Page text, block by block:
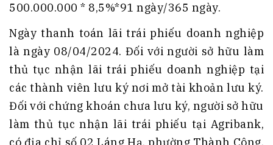
500.000.000 * 8,5%*91 ngày/365 ngày.
Ngày thanh toán lãi trái phiếu doanh nghiệp
là ngày 08/04/2024. Đối với người sở hữu làm
thủ tục nhận lãi trái phiếu doanh nghiệp tại
các thành viên lưu ký nơi mở tài khoản lưu ký.
Đối với chứng khoán chưa lưu ký, người sở hữu
làm thủ tục nhận lãi trái phiếu tại Agribank,